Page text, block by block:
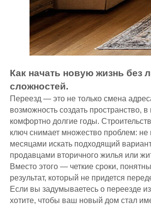
Как начать новую жизнь без
сложностей.
Переезд — это не только смена
возможность создать пространство, в
комфортно долгие годы.
ключ снимает множество проблем: не
месяцами искать подходящий
продавцами вторичного жилья или
Вместо этого — четкие сроки,
результат, который не придется
Если вы задумываетесь о переезде
хотите, чтобы ваш новый дом стал
Согласие на обработку
персональных данных